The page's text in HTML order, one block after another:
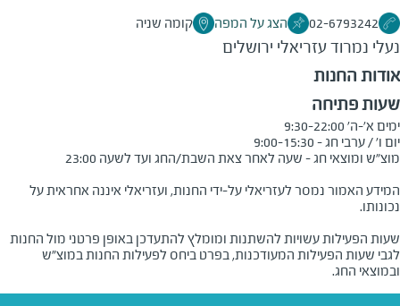
02-6793242 הצג על המפה קומה שניה
נעלי נמרודעזריאלי ירושלים
אודות החנות
שעות פתיחה
המידע האמור נמסר לעזריאלי על-ידי החנות, ועזריאלי איננה אחראית על
שעות הפעילות עשויות להשתנות ומומלץ להתעדכן באופן פרטני מול החנות
לגבי שעות הפעילות המעודכנות, בפרט ביחס לפעילות החנות במוצ"ש
ובמוצאי החג.